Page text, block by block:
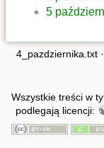
5
4_pazdziernika.txt
Wszystkie treści w
podlegają licencji: